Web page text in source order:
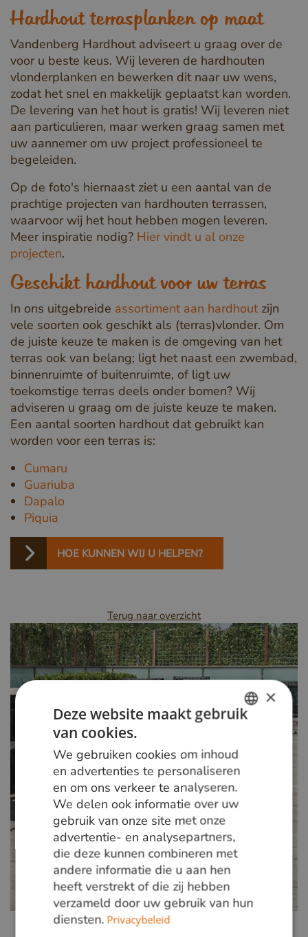
Hardhout terrasplanken op maat
Vandenberg Hardhout adviseert u graag over de
voor u beste keus. Wij leveren de hardhouten
vlonderplanken en bewerken dit naar uw wens,
zodat het snel en makkelijk geplaatst kan worden.
De levering van het hout is gratis! Wij leveren niet
aan particulieren, maar werken graag samen met
uw aannemer om uw project professioneel te
begeleiden.
Op de foto's hiernaast ziet u een aantal van de
prachtige projecten van hardhouten terrassen,
waarvoor wij het hout hebben mogen leveren.
Meer inspiratie nodig? Hier vindt u al onze
projecten.
Geschikt hardhout voor uw terras
In ons uitgebreide assortiment aan hardhoutzijn
vele soorten ook geschikt als (terras)vlonder. Om
de juiste keuze te maken is de omgeving van het
terras ook van belang; ligt het naast een zwembad,
binnenruimte of buitenruimte, of ligt uw
toekomstige terras deels onder bomen? Wij
adviseren u graag om de juiste keuze te maken.
Een aantal soorten hardhout dat gebruikt kan
worden voor een terras is:
Cumaru
Guariuba
Dapalo
Piquia
HOE KUNNEN WIJ U HELPEN?
Terug naar overzicht
GERMAN
ENGLISH
×
Deze website maakt gebruik
van cookies.
We gebruiken cookies om inhoud
en advertenties te personaliseren
en om ons verkeer te analyseren.
We delen ook informatie over uw
gebruik van onze site met onze
advertentie- en analysepartners,
die deze kunnen combineren met
andere informatie die u aan hen
heeft verstrekt of die zij hebben
verzameld door uw gebruik van hun
diensten. Privacybeleid